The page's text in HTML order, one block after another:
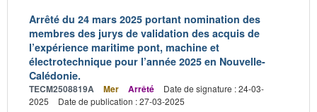
Arrêté du 24 mars 2025 portant nomination des
membres des jurys de validation des acquis de
l’expérience maritime pont, machine et
électrotechnique pour l’année 2025 en Nouvelle-
Calédonie.
TECM2508819A Mer Arrêté
Date de signature : 24-03-
2025
Date de publication : 27-03-2025